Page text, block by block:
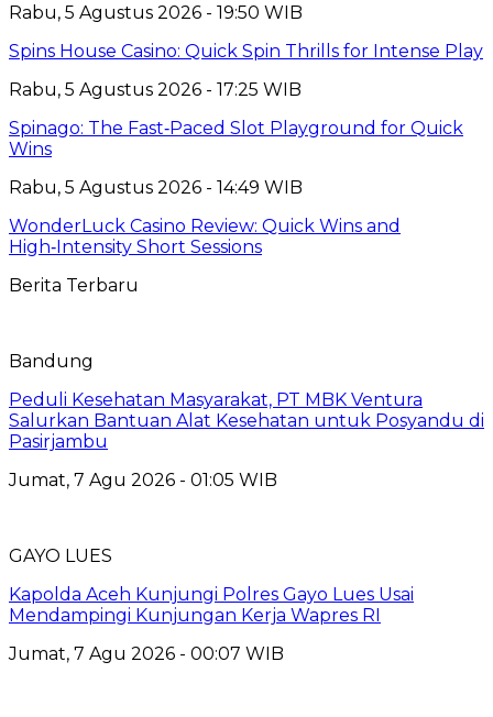
Rabu, 5 Agustus 2026 - 19:50 WIB
Spins House Casino: Quick Spin Thrills for Intense Play
Rabu, 5 Agustus 2026 - 17:25 WIB
Spinago: The Fast‑Paced Slot Playground for Quick
Wins
Rabu, 5 Agustus 2026 - 14:49 WIB
WonderLuck Casino Review: Quick Wins and
High‑Intensity Short Sessions
Berita Terbaru
Bandung
Peduli Kesehatan Masyarakat, PT MBK Ventura
Salurkan Bantuan Alat Kesehatan untuk Posyandu di
Pasirjambu
Jumat, 7 Agu 2026 - 01:05 WIB
GAYO LUES
Kapolda Aceh Kunjungi Polres Gayo Lues Usai
Mendampingi Kunjungan Kerja Wapres RI
Jumat, 7 Agu 2026 - 00:07 WIB